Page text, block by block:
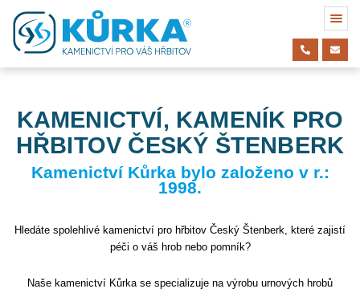
KAMENICTVÍ, KAMENÍK PRO
HŘBITOV ČESKÝ ŠTENBERK
Kamenictví Kůrka bylo založeno v r.:
1998.
Hledáte spolehlivé kamenictví pro hřbitov Český Štenberk, které zajistí
péči o váš hrob nebo pomník?
Naše kamenictví Kůrka se specializuje na výrobu urnových hrobů